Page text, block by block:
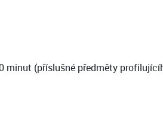
minut (příslušné předměty